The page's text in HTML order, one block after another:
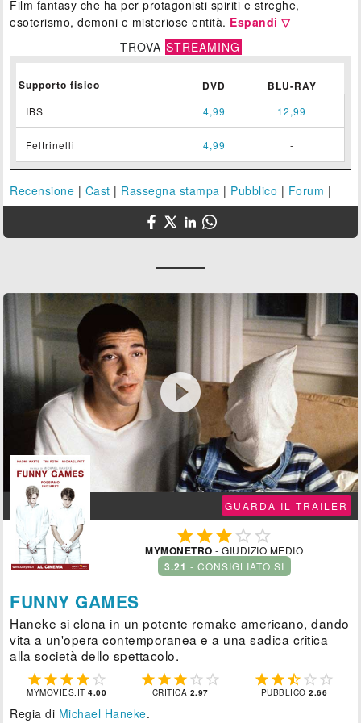
Film fantasy che ha per protagonisti spiriti e streghe,
esoterismo, demoni e misteriose entità. Espandi ▽
TROVA STREAMING
Supporto fisico DVD BLU-RAY
IBS 4,99 12,99
Feltrinelli 4,99 -
Recensione | Cast | Rassegna stampa | Pubblico | Forum |

GUARDA IL TRAILER
  
MYMONETRO - GIUDIZIO MEDIO
3.21 - CONSIGLIATO SÌ
FUNNY GAMES
Haneke si clona in un potente remake americano, dando
vita a un'opera contemporanea e a una sadica critica
alla società dello spettacolo.
    
MYMOVIES.IT4.00
    
CRITICA 2.97
    
PUBBLICO2.66
Regia di Michael Haneke.